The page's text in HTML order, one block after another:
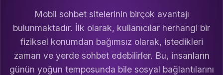
Mobil sohbet sitelerinin birçok avantajı
bulunmaktadır. İlk olarak, kullanıcılar herhangi bir
fiziksel konumdan bağımsız olarak, istedikleri
zaman ve yerde sohbet edebilirler. Bu, insanların
günün yoğun temposunda bile sosyal bağlantılarını